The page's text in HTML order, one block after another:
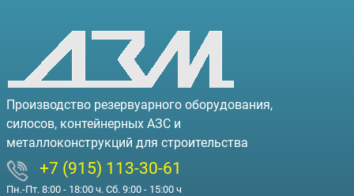
Производство резервуарного оборудования,
силосов, контейнерных АЗС и
металлоконструкций для строительства
+7 (915) 113-30-61
Пн.-Пт. 8:00 - 18:00 ч. Сб. 9:00 - 15:00 ч